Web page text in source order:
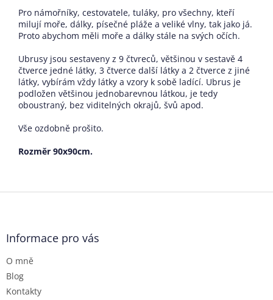
Pro námořníky, cestovatele, tuláky, pro všechny, kteří
milují moře, dálky, písečné pláže a veliké vlny, tak jako já.
Proto abychom měli moře a dálky stále na svých očích.
Ubrusy jsou sestaveny z 9 čtvreců, většinou v sestavě 4
čtverce jedné látky, 3 čtverce další látky a 2 čtverce z jiné
látky, vybírám vždy látky a vzory k sobě ladící. Ubrus je
podložen většinou jednobarevnou látkou, je tedy
oboustraný, bez viditelných okrajů, švů apod.
Vše ozdobně prošito.
Rozměr 90x90cm.
Z
Informace pro vás
O mně
Blog
Kontakty